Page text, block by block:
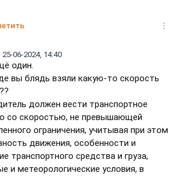
25-06-2024, 14:40
один.
вы блядь взяли какую-то скорость
должен вести транспортное
со скоростью, не превышающей
ограничения, учитывая при этом
движения, особенности и
транспортного средства и груза,
и метеорологические условия, в